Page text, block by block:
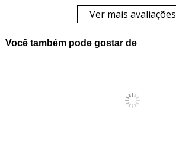
Ver mais avaliações
Você também pode gostar de